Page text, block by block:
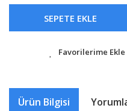
SEPETE EKLE
Ürün Bilgisi